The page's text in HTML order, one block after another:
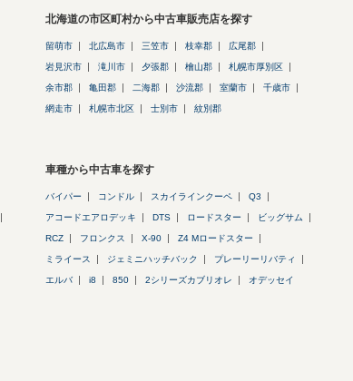
北海道の市区町村から中古車販売店を探す
留萌市 北広島市 三笠市 枝幸郡 広尾郡
岩見沢市 滝川市 夕張郡 檜山郡 札幌市厚別区
余市郡 亀田郡 二海郡 沙流郡 室蘭市 千歳市
網走市 札幌市北区 士別市 紋別郡
車種から中古車を探す
バイパー コンドル スカイラインクーペ Q3
アコードエアロデッキ DTS ロードスター ビッグサム
RCZ フロンクス X-90 Z4 Mロードスター
ミライース ジェミニハッチバック プレーリーリバティ
エルバ i8 850 2シリーズカブリオレ オデッセイ